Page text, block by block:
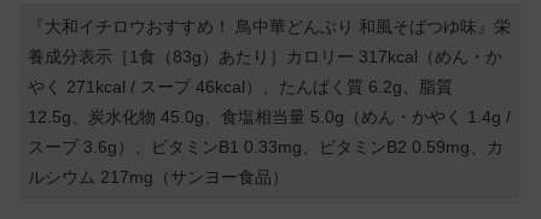
『大和イチロウおすすめ！ 鳥中華どんぶり 和風そばつゆ味』栄
養成分表示［1食（83g）あたり］カロリー 317kcal（めん・か
やく 271kcal / スープ 46kcal）、たんぱく質 6.2g、脂質
12.5g、炭水化物 45.0g、食塩相当量 5.0g（めん・かやく 1.4g /
スープ 3.6g）、ビタミンB1 0.33mg、ビタミンB2 0.59mg、カ
ルシウム 217mg （サンヨー食品）